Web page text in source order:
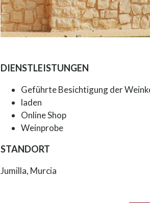
DIENSTLEISTUNGEN
Geführte Besichtigung der
laden
Online Shop
Weinprobe
STANDORT
Jumilla, Murcia